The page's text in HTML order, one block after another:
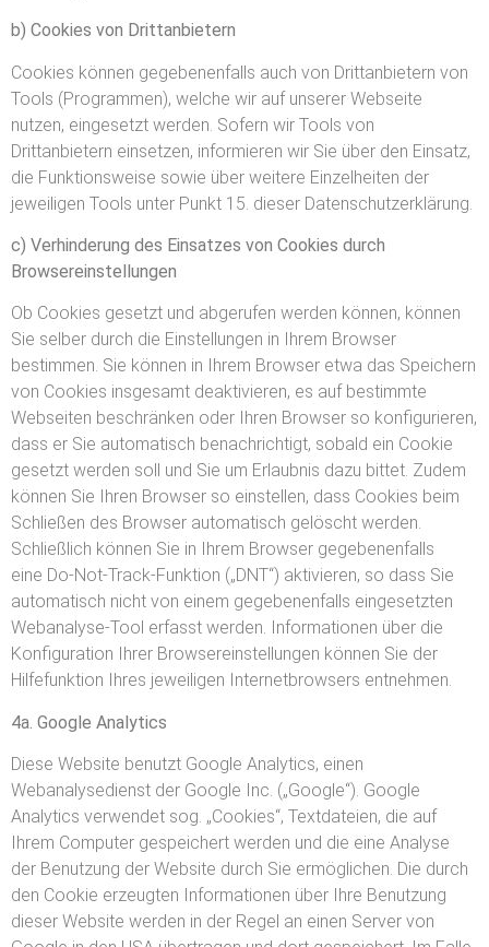
b) Cookies von Drittanbietern
Cookies können gegebenenfalls auch von Drittanbietern von
Tools (Programmen), welche wir auf unserer Webseite
nutzen, eingesetzt werden. Sofern wir Tools von
Drittanbietern einsetzen, informieren wir Sie über den Einsatz,
die Funktionsweise sowie über weitere Einzelheiten der
jeweiligen Tools unter Punkt 15. dieser Datenschutzerklärung.
c) Verhinderung des Einsatzes von Cookies durch
Browsereinstellungen
Ob Cookies gesetzt und abgerufen werden können, können
Sie selber durch die Einstellungen in Ihrem Browser
bestimmen. Sie können in Ihrem Browser etwa das Speichern
von Cookies insgesamt deaktivieren, es auf bestimmte
Webseiten beschränken oder Ihren Browser so konfigurieren,
dass er Sie automatisch benachrichtigt, sobald ein Cookie
gesetzt werden soll und Sie um Erlaubnis dazu bittet. Zudem
können Sie Ihren Browser so einstellen, dass Cookies beim
Schließen des Browser automatisch gelöscht werden.
Schließlich können Sie in Ihrem Browser gegebenenfalls
eine Do-Not-Track-Funktion („DNT“) aktivieren, so dass Sie
automatisch nicht von einem gegebenenfalls eingesetzten
Webanalyse-Tool erfasst werden. Informationen über die
Konfiguration Ihrer Browsereinstellungen können Sie der
Hilfefunktion Ihres jeweiligen Internetbrowsers entnehmen.
4a. Google Analytics
Diese Website benutzt Google Analytics, einen
Webanalysedienst der Google Inc. („Google“). Google
Analytics verwendet sog. „Cookies“, Textdateien, die auf
Ihrem Computer gespeichert werden und die eine Analyse
der Benutzung der Website durch Sie ermöglichen. Die durch
den Cookie erzeugten Informationen über Ihre Benutzung
dieser Website werden in der Regel an einen Server von